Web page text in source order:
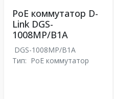
PoE коммутатор D-
Link DGS-
1008MP/B1A
DGS-1008MP/B1A
Тип: PoE коммутатор